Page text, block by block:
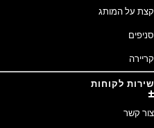
קצת על המותג
סניפים
קריירה
שירות לקוחות
צור קשר